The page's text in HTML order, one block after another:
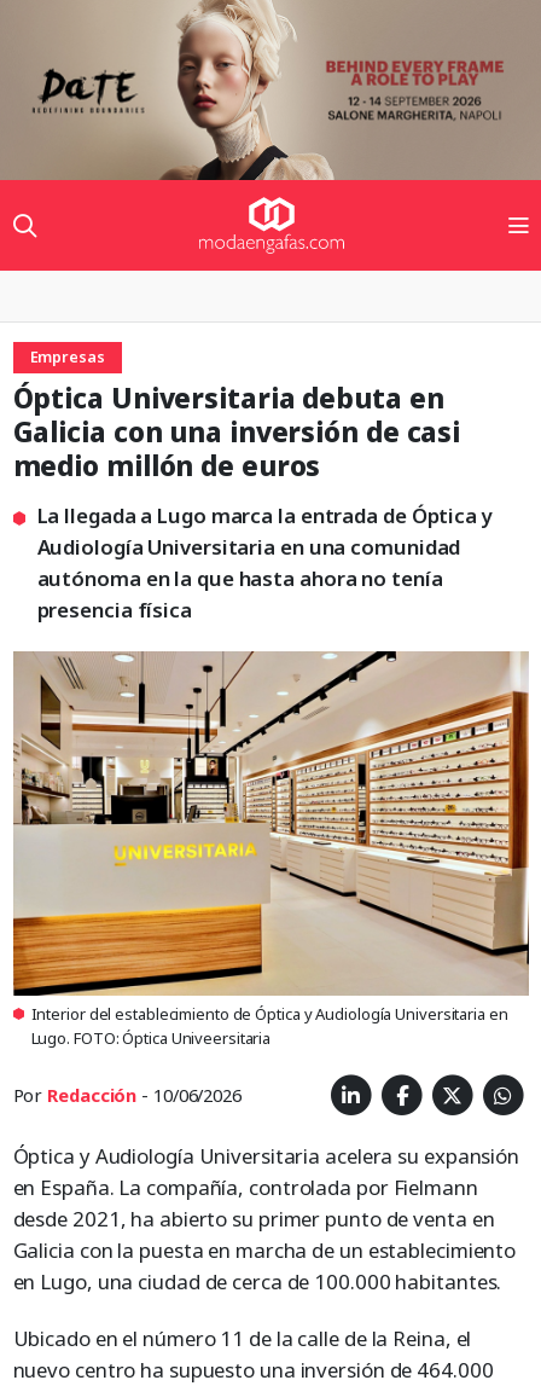
Empresas
Óptica Universitaria debuta en
Galicia con una inversión de casi
medio millón de euros
La llegada a Lugo marca la entrada de Óptica y
Audiología Universitaria en una comunidad
autónoma en la que hasta ahora no tenía
presencia física
Interior del establecimiento de Óptica y Audiología Universitaria en
Lugo. FOTO: Óptica Univeersitaria
Por Redacción - 10/06/2026
Óptica y Audiología Universitaria acelera su expansión
en España. La compañía, controlada por Fielmann
desde 2021, ha abierto su primer punto de venta en
Galicia con la puesta en marcha de un establecimiento
en Lugo, una ciudad de cerca de 100.000 habitantes.
Ubicado en el número 11 de la calle de la Reina, el
nuevo centro ha supuesto una inversión de 464.000